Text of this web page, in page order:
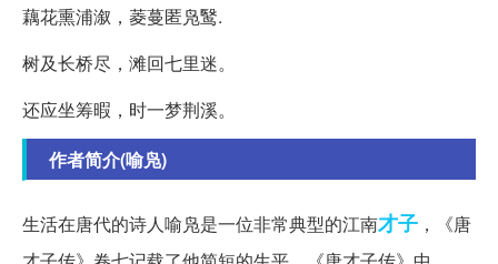
藕花熏浦溆，菱蔓匿凫鹥.
树及长桥尽，滩回七里迷。
还应坐筹暇，时一梦荆溪。
作者简介(喻凫)
生活在唐代的诗人喻凫是一位非常典型的江南才子 ，《唐